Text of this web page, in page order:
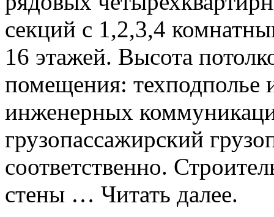
секций с 1,2,3,4
16 этажей. Высота
помещения: техподполье
инженерных
грузопассажирский
соответственно.
стены … Читать далее.